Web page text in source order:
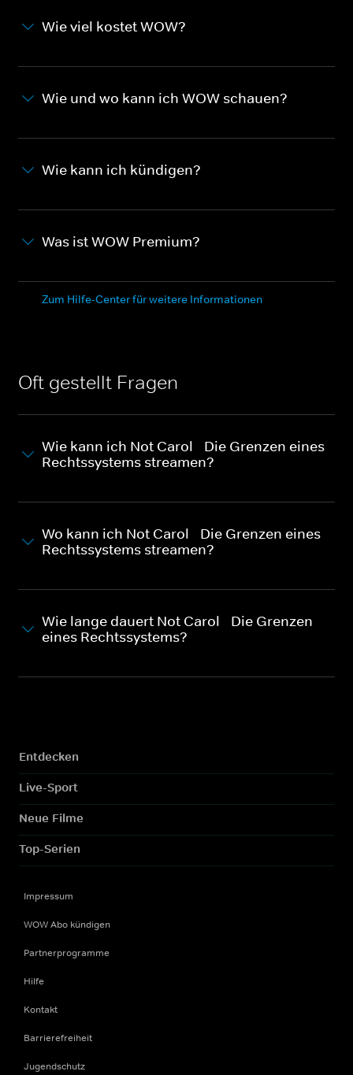
Wie viel kostet WOW?
Wie und wo kann ich WOW schauen?
Wie kann ich kündigen?
Was ist WOW Premium?
Zum Hilfe-Center für weitere Informationen
Oft gestellt Fragen
Wie kann ich Not Carol - Die Grenzen eines
Rechtssystems streamen?
Wo kann ich Not Carol - Die Grenzen eines
Rechtssystems streamen?
Wie lange dauert Not Carol - Die Grenzen
eines Rechtssystems?
Entdecken
Live-Sport
Neue Filme
Top-Serien
Impressum
WOW Abo kündigen
Partnerprogramme
Hilfe
Kontakt
Barrierefreiheit
Jugendschutz